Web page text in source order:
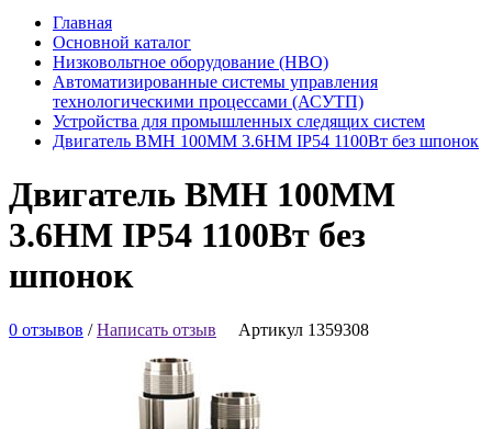
Главная
Основной каталог
Низковольтное оборудование (НВО)
Автоматизированные системы управления
технологическими процессами (АСУТП)
Устройства для промышленных следящих систем
Двигатель BMH 100MM 3.6НМ IP54 1100Вт без шпонок
Двигатель BMH 100MM
3.6НМ IP54 1100Вт без
шпонок
0 отзывов /Написать отзыв Артикул 1359308